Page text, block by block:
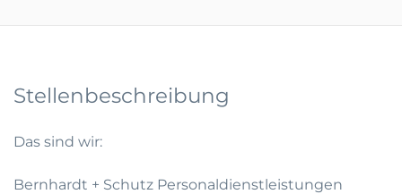
Stellenbeschreibung
Das sind wir:
Bernhardt + Schutz Personaldienstleistungen